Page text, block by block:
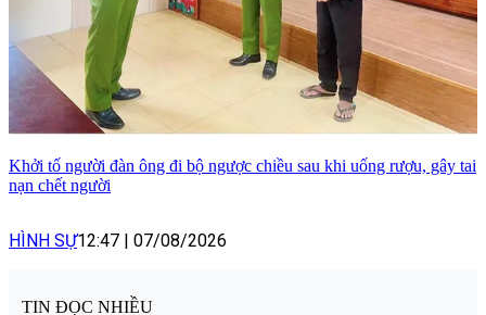
Khởi tố người đàn ông đi bộ ngược chiều sau khi uống rượu, gây tai
nạn chết người
HÌNH SỰ12:47 07/08/2026
TIN ĐỌC NHIỀU